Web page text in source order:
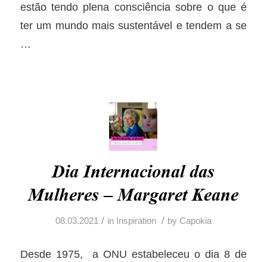
estão tendo plena consciência sobre o que é
ter um mundo mais sustentável e tendem a se
…
Dia Internacional das
Mulheres – Margaret Keane
08.03.2021 / in Inspiration / by Capokia
Desde 1975, a ONU estabeleceu o dia 8 de